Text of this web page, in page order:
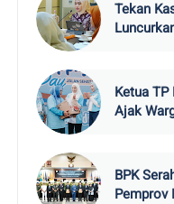
Tekan
Ketua TP
Ajak
BPK
Pemprov